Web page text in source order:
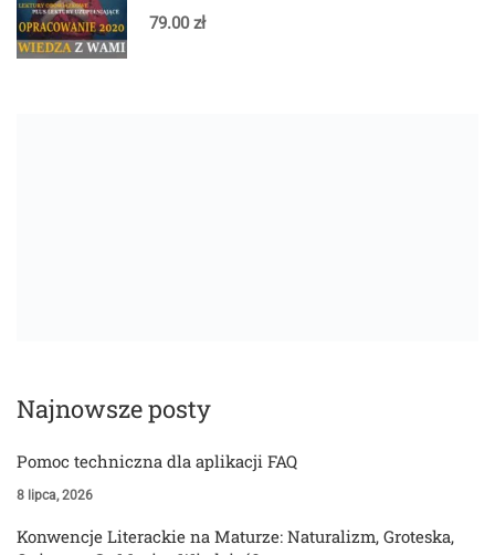
79.00 zł
Najnowsze posty
Pomoc techniczna dla aplikacji FAQ
8 lipca, 2026
Konwencje Literackie na Maturze: Naturalizm, Groteska,